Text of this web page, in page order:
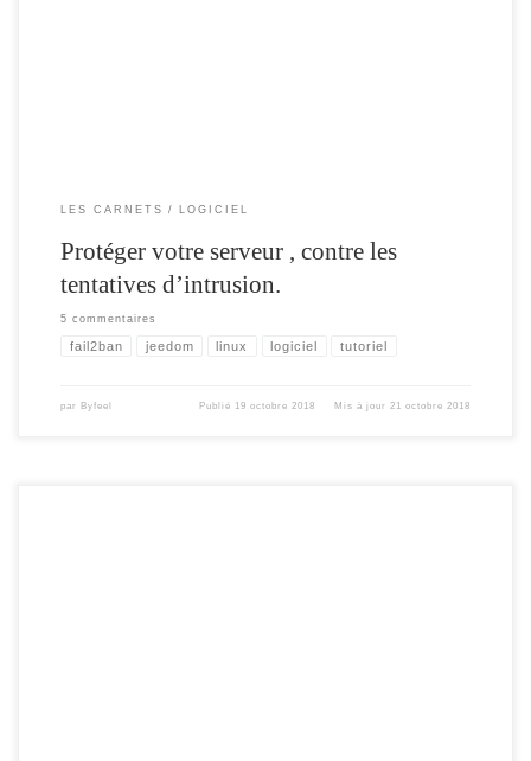
LES CARNETS LOGICIEL
Protéger votre serveur , contre les
tentatives d’intrusion.
5 commentaires
fail2ban jeedom linux logiciel tutoriel
par Byfeel Publié 19 octobre 2018 Mis à jour 21 octobre 2018